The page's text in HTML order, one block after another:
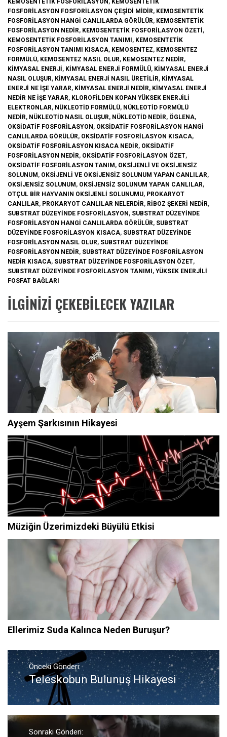
FOSFORILASYON FOSFORILASYON ÇEŞIDI MIDIR, KEMOSENTETIK
FOSFORILASYON HANGI CANLILARDA GÖRÜLÜR, KEMOSENTETIK
FOSFORILASYON NEDIR, KEMOSENTETIK FOSFORILASYON ÖZETI,
KEMOSENTETIK FOSFORILASYON TANIMI, KEMOSENTETIK
FOSFORILASYON TANIMI KISACA, KEMOSENTEZ, KEMOSENTEZ
FORMÜLÜ, KEMOSENTEZ NASIL OLUR, KEMOSENTEZ NEDIR,
KIMYASAL ENERJI, KIMYASAL ENERJI FORMÜLÜ, KIMYASAL ENERJI
NASIL OLUŞUR, KIMYASAL ENERJI NASIL ÜRETILIR, KIMYASAL
ENERJI NE IŞE YARAR, KIMYASAL ENERJI NEDIR, KIMYASAL ENERJI
NEDIR NE IŞE YARAR, KLOROFILDEN KOPAN YÜKSEK ENERJILI
ELEKTRONLAR, NÜKLEOTID FORMÜLÜ, NÜKLEOTID FORMÜLÜ
NEDIR, NÜKLEOTID NASIL OLUŞUR, NÜKLEOTID NEDIR, ÖGLENA,
OKSIDATIF FOSFORILASYON, OKSIDATIF FOSFORILASYON HANGI
CANLILARDA GÖRÜLÜR, OKSIDATIF FOSFORILASYON KISACA,
OKSIDATIF FOSFORILASYON KISACA NEDIR, OKSIDATIF
FOSFORILASYON NEDIR, OKSIDATIF FOSFORILASYON ÖZET,
OKSIDATIF FOSFORILASYON TANIM, OKSIJENLI VE OKSIJENSIZ
SOLUNUM, OKSIJENLI VE OKSIJENSIZ SOLUNUM YAPAN CANLILAR,
OKSIJENSIZ SOLUNUM, OKSIJENSIZ SOLUNUM YAPAN CANLILAR,
OTÇUL BIR HAYVANIN OKSIJENLI SOLUNUMU, PROKARYOT
CANLILAR, PROKARYOT CANLILAR NELERDIR, RIBOZ ŞEKERI NEDIR,
SUBSTRAT DÜZEYINDE FOSFORILASYON, SUBSTRAT DÜZEYINDE
FOSFORILASYON HANGI CANLILARDA GÖRÜLÜR, SUBSTRAT
DÜZEYINDE FOSFORILASYON KISACA, SUBSTRAT DÜZEYINDE
FOSFORILASYON NASIL OLUR, SUBSTRAT DÜZEYINDE
FOSFORILASYON NEDIR, SUBSTRAT DÜZEYINDE FOSFORILASYON
NEDIR KISACA, SUBSTRAT DÜZEYINDE FOSFORILASYON ÖZET,
SUBSTRAT DÜZEYINDE FOSFORILASYON TANIMI, YÜKSEK ENERJILI
FOSFAT BAĞLARI
İLGINIZI ÇEKEBILECEK YAZILAR
Ayşem Şarkısının Hikayesi
Müziğin Üzerimizdeki Büyülü Etkisi
Ellerimiz Suda Kalınca Neden Buruşur?
Yazı
gezinmesi
Önceki Gönderi:
Önceki
Gönderi:
Teleskobun Bulunuş Hikayesi
Sonraki Gönderi: